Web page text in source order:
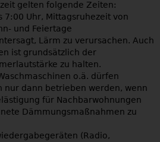
gelten folgende Zeiten:
7:00 Uhr, Mittagsruhezeit von
und Feiertage
Lärm zu verursachen. Auch
ist grundsätzlich der
zu halten.
o.ä. dürfen
nur dann betrieben werden, wenn
für Nachbarwohnungen
Dämmungsmaßnahmen zu
(Radio,